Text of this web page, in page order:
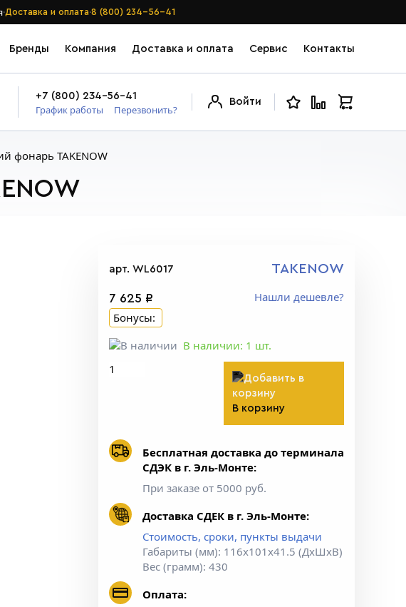
·Доставка и оплата·8 (800) 234-56-41
Бренды Компания Доставка и оплата Сервис Контакты
+7 (800) 234-56-41
График работы Перезвонить?
Войти
фонарь TAKENOW
арт. WL6017 TAKENOW
7 625 ₽
Нашли дешевле?
Бонусы:
В наличии: 1 шт.
В корзину
Бесплатная доставка до терминала
СДЭК в г. Эль-Монте:
При заказе от 5000 руб.
Доставка СДЕК в г. Эль-Монте:
Стоимость, сроки, пункты выдачи
Габариты (мм): 116х101х41.5 (ДхШхВ)
Вес (грамм): 430
Оплата: